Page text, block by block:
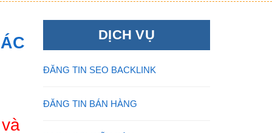
DỊCH VỤ
ĐĂNG TIN SEO BACKLINK
ĐĂNG TIN BÁN HÀNG